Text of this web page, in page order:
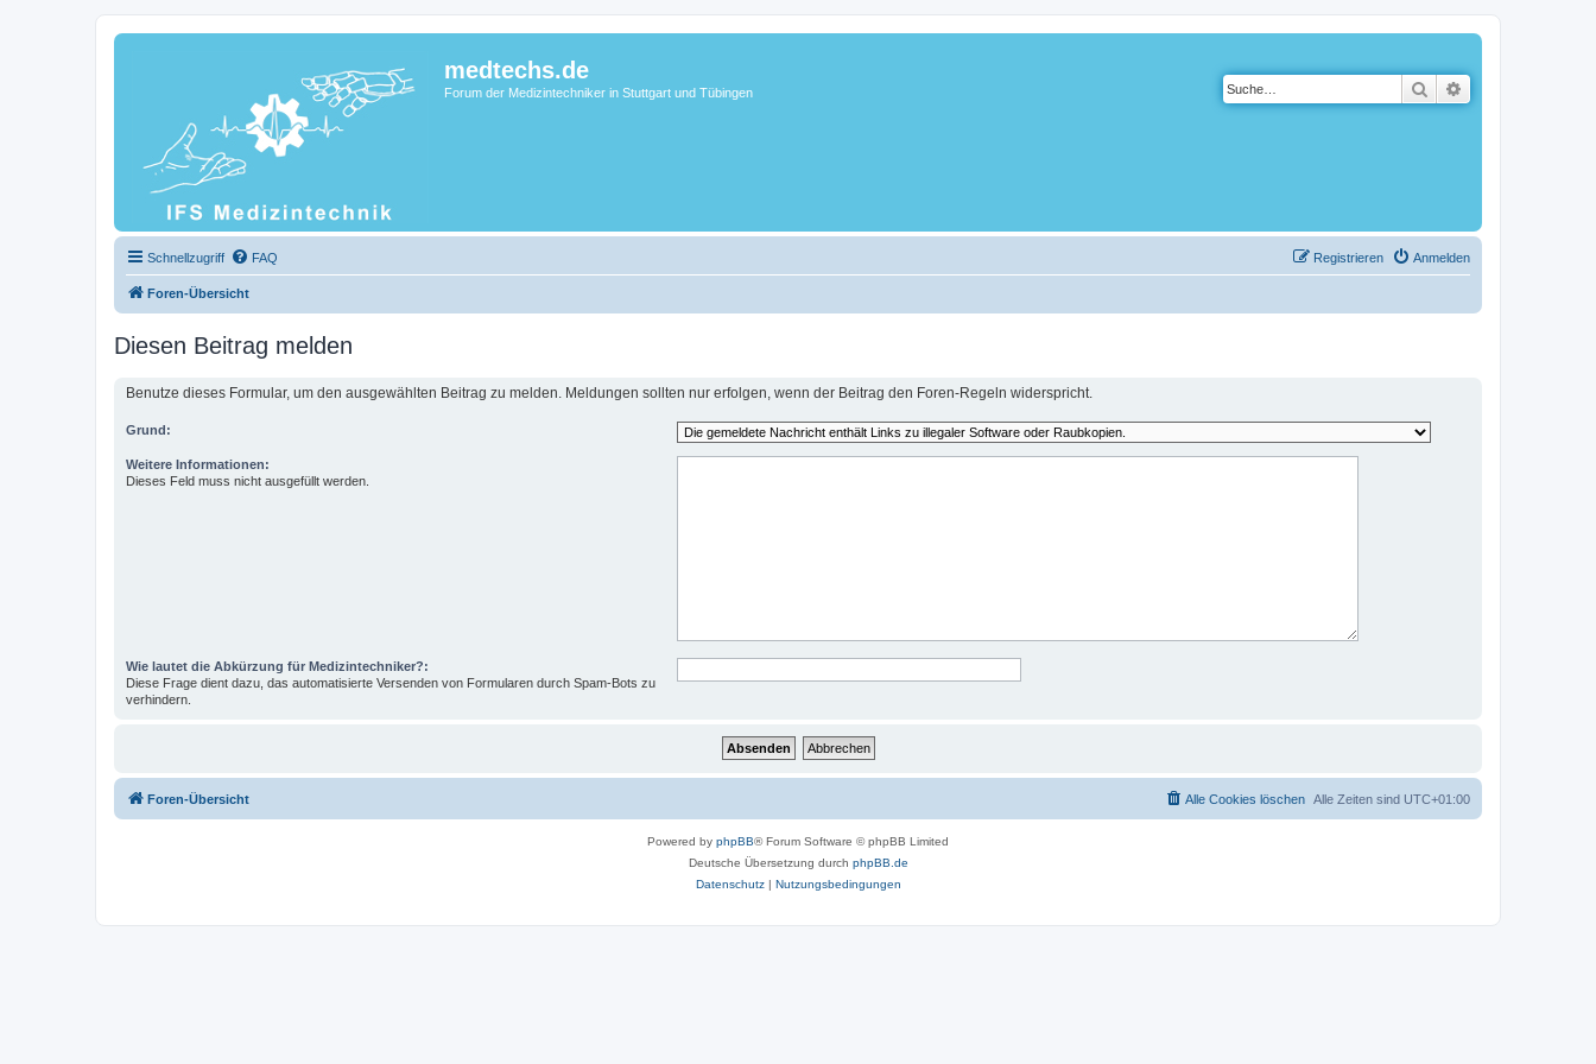
medtechs.de
Forum der Medizintechniker in Stuttgart und Tübingen Suche
Schnellzugriff FAQ Anmelden
Registrieren
Foren-Übersicht
Diesen Beitrag melden
Benutze dieses Formular, um den ausgewählten Beitrag zu melden. Meldungen sollten nur erfolgen, wenn der Beitrag den Foren-Regeln widerspricht.
Grund:
Weitere Informationen:
Dieses Feld muss nicht ausgefüllt werden.
Wie lautet die Abkürzung für Medizintechniker?:
Diese Frage dient dazu, das automatisierte Versenden von Formularen durch Spam-Bots zu
verhindern.
Foren-Übersicht Alle Zeiten sind UTC+01:00
Alle Cookies löschen
Powered by phpBB® Forum Software © phpBB Limited
Deutsche Übersetzung durch phpBB.de
Datenschutz| Nutzungsbedingungen